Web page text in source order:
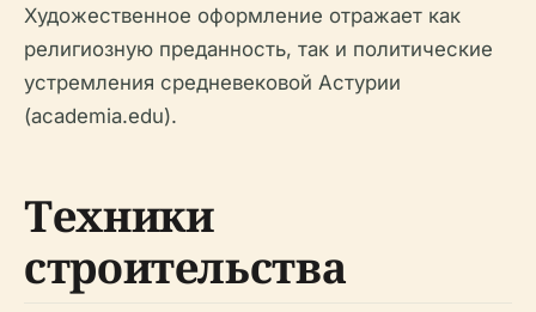
Художественное оформление отражает как
религиозную преданность, так и политические
устремления средневековой Астурии
(academia.edu).
Техники
строительства